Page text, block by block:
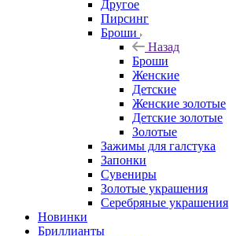
Другое
Пирсинг
Броши
Назад
Броши
Женские
Детские
Женские золотые
Детские золотые
Золотые
Зажимы для галстука
Запонки
Сувениры
Золотые украшения
Серебряные украшения
Новинки
Бриллианты